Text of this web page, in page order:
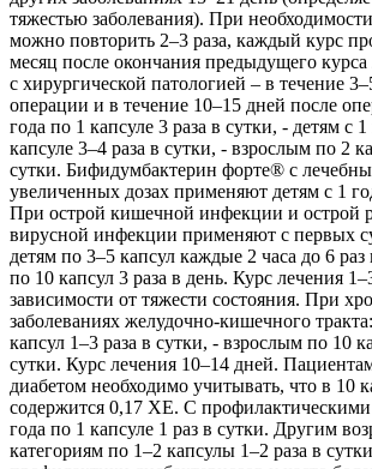
тяжестью заболевания). При
можно повторить 2–3 раза, каждый курс
месяц после окончания предыдущего
с хирургической патологией – в течение
операции и в течение 10–15 дней после
года по 1 капсуле 3 раза в сутки, - детям с
капсуле 3–4 раза в сутки, - взрослым по 2
сутки. Бифидумбактерин форте® с
увеличенных дозах применяют детям с 1
При острой кишечной инфекции и острой
вирусной инфекции применяют с первых
детям по 3–5 капсул каждые 2 часа до 6
по 10 капсул 3 раза в день. Курс лечения
зависимости от тяжести состояния. При
заболеваниях желудочно-кишечного
капсул 1–3 раза в сутки, - взрослым по 10
сутки. Курс лечения 10–14 дней.
диабетом необходимо учитывать, что в 10
содержится 0,17 ХЕ. С профилактическими
года по 1 капсуле 1 раз в сутки. Другим
категориям по 1–2 капсулы 1–2 раза в